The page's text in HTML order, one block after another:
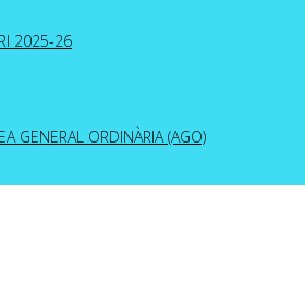
2025-26
GENERAL ORDINÀRIA (AGO)